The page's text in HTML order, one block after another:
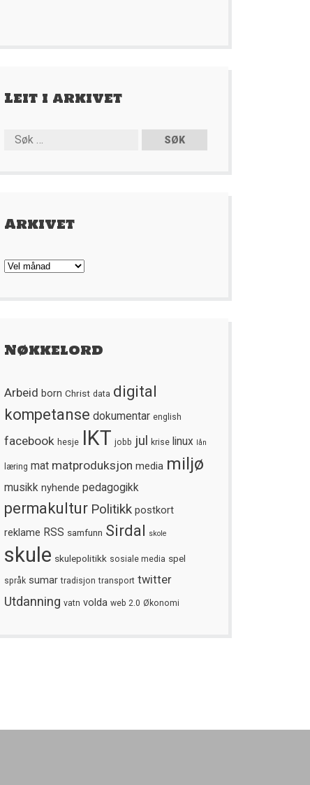
Leit i arkivet
Arkivet
Arkivet
Nøkkelord
Arbeid born Christ data digital
kompetanse dokumentar english
facebook hesje IKT jobb jul krise linux lån
læring mat matproduksjon media miljø
musikk nyhende pedagogikk
permakultur Politikk postkort
reklame RSS samfunn Sirdal skole
skule skulepolitikk sosiale media spel
språk sumar tradisjon transport twitter
Utdanning vatn volda web 2.0 Økonomi